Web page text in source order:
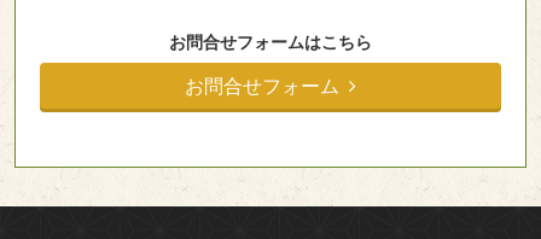
お問合せフォームはこちら
お問合せフォーム